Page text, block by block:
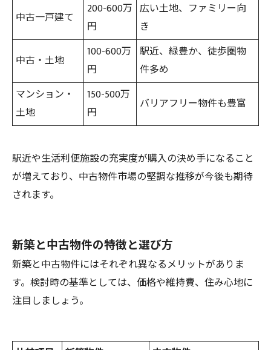
中古一戸建て
200-600万
円
広い土地、ファミリー向
き
中古・土地
100-600万
円
駅近、緑豊か、徒歩圏物
件多め
マンション・
土地
150-500万
円
バリアフリー物件も豊富
駅近や生活利便施設の充実度が購入の決め手になること
が増えており、中古物件市場の堅調な推移が今後も期待
されます。
新築と中古物件の特徴と選び方
新築と中古物件にはそれぞれ異なるメリットがありま
す。検討時の基準としては、価格や維持費、住み心地に
注目しましょう。